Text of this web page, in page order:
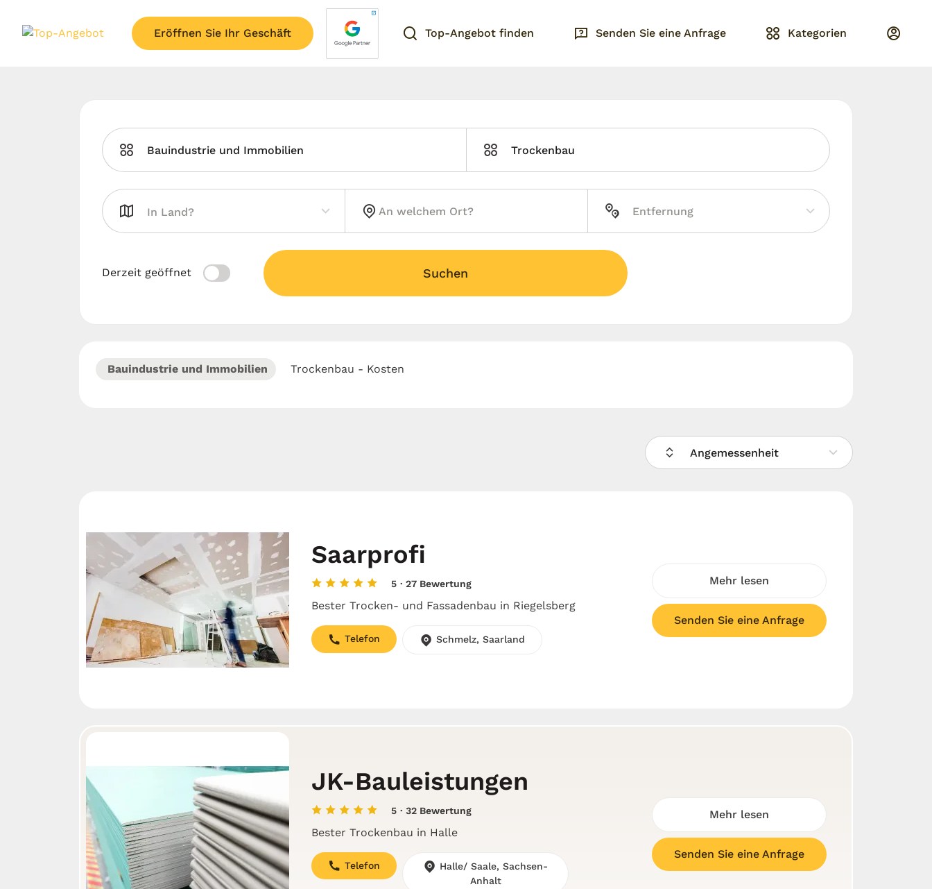
Eröffnen Sie Ihr Geschäft Top-Angebot finden Senden Sie eine Anfrage Kategorien
Bauindustrie und Immobilien Trockenbau
Derzeit geöffnet Suchen
Bauindustrie und Immobilien Trockenbau - Kosten
Angemessenheit
Saarprofi
5 · 27 Bewertung
Bester Trocken- und Fassadenbau in Riegelsberg
Telefon Schmelz, Saarland
Mehr lesen
Senden Sie eine Anfrage
JK-Bauleistungen
5 · 32 Bewertung
Bester Trockenbau in Halle
Telefon
Halle/ Saale, Sachsen-
Anhalt
Mehr lesen
Senden Sie eine Anfrage